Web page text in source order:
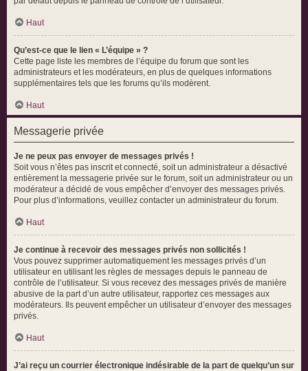
Haut
Qu’est-ce que le lien « L’équipe » ?
Cette page liste les membres de l’équipe du forum que sont les
administrateurs et les modérateurs, en plus de quelques informations
supplémentaires tels que les forums qu’ils modèrent.
Haut
Messagerie privée
Je ne peux pas envoyer de messages privés !
Soit vous n’êtes pas inscrit et connecté, soit un administrateur a désactivé
entièrement la messagerie privée sur le forum, soit un administrateur ou un
modérateur a décidé de vous empêcher d’envoyer des messages privés.
Pour plus d’informations, veuillez contacter un administrateur du forum.
Haut
Je continue à recevoir des messages privés non sollicités !
Vous pouvez supprimer automatiquement les messages privés d’un
utilisateur en utilisant les règles de messages depuis le panneau de
contrôle de l’utilisateur. Si vous recevez des messages privés de manière
abusive de la part d’un autre utilisateur, rapportez ces messages aux
modérateurs. Ils peuvent empêcher un utilisateur d’envoyer des messages
privés.
Haut
J’ai reçu un courrier électronique indésirable de la part de quelqu’un sur